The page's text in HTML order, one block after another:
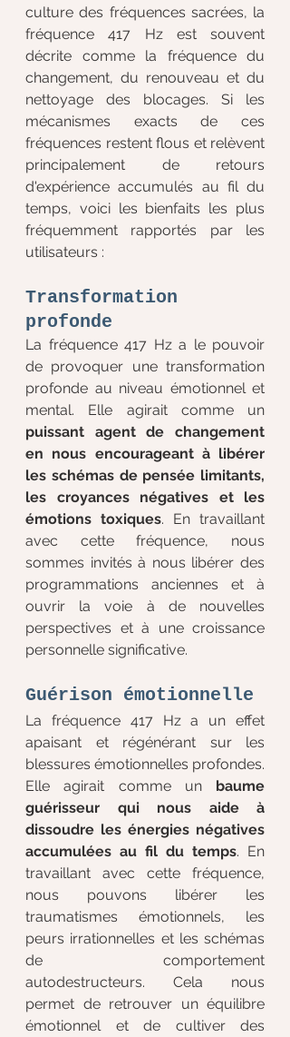
culture des fréquences sacrées, la
fréquence 417 Hz est souvent
décrite comme la fréquence du
changement, du renouveau et du
nettoyage des blocages. Si les
mécanismes exacts de ces
fréquences restent flous et relèvent
principalement de retours
d'expérience accumulés au fil du
temps, voici les bienfaits les plus
fréquemment rapportés par les
utilisateurs :
Transformation
profonde
La fréquence 417 Hz a le pouvoir
de provoquer une transformation
profonde au niveau émotionnel et
puissant agent de changement
en nous encourageant à libérer
les schémas de pensée limitants,
les croyances négatives et les
émotions toxiques. En travaillant
avec cette fréquence, nous
sommes invités à nous libérer des
programmations anciennes et à
ouvrir la voie à de nouvelles
perspectives et à une croissance
personnelle significative.
Guérison émotionnelle
La fréquence 417 Hz a un effet
apaisant et régénérant sur les
blessures émotionnelles profondes.
Elle agirait comme un baume
guérisseur qui nous aide à
dissoudre les énergies négatives
accumulées au fil du temps. En
travaillant avec cette fréquence,
nous pouvons libérer les
traumatismes émotionnels, les
peurs irrationnelles et les schémas
de comportement
autodestructeurs. Cela nous
permet de retrouver un équilibre
émotionnel et de cultiver des